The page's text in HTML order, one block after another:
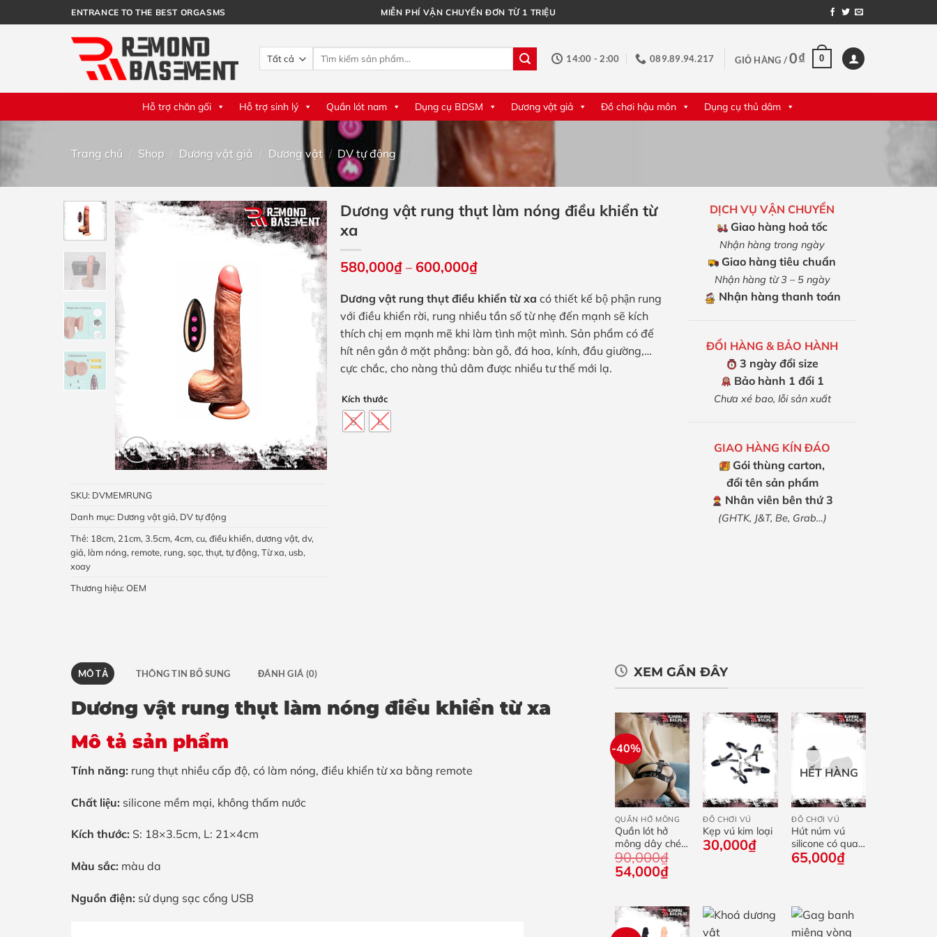
qua
ENTRANCE TO THE BEST ORGASMS MIỄN PHÍ VẬN CHUYỂN ĐƠN TỪ 1 TRIỆU
Tìm
14:00 - 2:00 089.89.94.217 GIỎ HÀNG /0₫ 0
Hỗ trợ chăn gối Hỗ trợ sinh lý Quần lót nam Dụng cụ BDSM Dương vật giả Đồ chơi hậu môn Dụng cụ thủ dâm
Trang chủ / Shop / Dương vật giả / Dương vật / DV tự động
SKU: DVMEMRUNG
Danh mục: Dương vật giả, DV tự động
Thẻ: 18cm, 21cm, 3.5cm, 4cm, cu, điều khiển, dương vật, dv,
giả, làm nóng, remote, rung, sạc, thụt, tự động, Từ xa, usb,
xoay
Thương hiệu: OEM
Dương vật rung thụt làm nóng điều khiển từ
xa
580,000₫ – 600,000₫Khoảng
580,000₫
đến
600,000₫
Dương vật rung thụt điều khiển từ xa có thiết kế bộ phận rung
với điều khiển rời, rung nhiều tần số từ nhẹ đến mạnh sẽ kích
thích chị em mạnh mẽ khi làm tình một mình. Sản phẩm có đế
hít nên gắn ở mặt phẳng: bàn gỗ, đá hoa, kính, đầu giường,…
cực chắc, cho nàng thủ dâm được nhiều tư thế mới lạ.
Kích thước
S L
DỊCH VỤ VẬN CHUYỂN
Giao hàng hoả tốc
Nhận hàng trong ngày
Giao hàng tiêu chuẩn
Nhận hàng từ 3 – 5 ngày
Nhận hàng thanh toán
ĐỔI HÀNG & BẢO HÀNH
3 ngày đổi size
Bảo hành 1 đổi 1
Chưa xé bao, lỗi sản xuất
GIAO HÀNG KÍN ĐÁO
Gói thùng carton,
đổi tên sản phẩm
Nhân viên bên thứ 3
(GHTK, J&T, Be, Grab…)
MÔ TẢ THÔNG TIN BỔ SUNG ĐÁNH GIÁ (0)
Dương vật rung thụt làm nóng điều khiển từ xa
Mô tả sản phẩm
Tính năng: rung thụt nhiều cấp độ, có làm nóng, điều khiển từ xa bằng remote
Chất liệu: silicone mềm mại, không thấm nước
Kích thước: S: 18×3.5cm, L: 21×4cm
Màu sắc: màu da
Nguồn điện: sử dụng sạc cổng USB
XEM GẦN ĐÂY
-40%
QUẦN HỞ MÔNG
Quần lót hở
mông dây chéo
ORLVS
90,000₫
Giá
gốc
90,000₫.
54,000₫Giá
hiện
là:
54,000₫.
ĐỒ CHƠI VÚ
Kẹp vú kim loại
30,000₫
HẾT HÀNG
ĐỒ CHƠI VÚ
Hút núm vú
silicone có quai
cầm
65,000₫